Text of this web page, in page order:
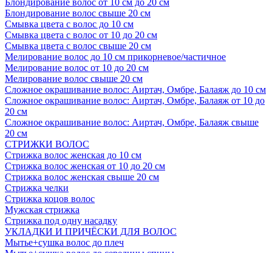
Блондирование волос от 10 см до 20 см
Блондирование волос свыше 20 см
Смывка цвета с волос до 10 см
Смывка цвета с волос от 10 до 20 см
Смывка цвета с волос свыше 20 см
Мелирование волос до 10 см прикорневое/частичное
Мелирование волос от 10 до 20 см
Мелирование волос свыше 20 см
Сложное окрашивание волос: Аиртач, Омбре, Балаяж до 10 см
Сложное окрашивание волос: Аиртач, Омбре, Балаяж от 10 до
20 см
Сложное окрашивание волос: Аиртач, Омбре, Балаяж свыше
20 см
СТРИЖКИ ВОЛОС
Стрижка волос женская до 10 см
Стрижка волос женская от 10 до 20 см
Стрижка волос женская свыше 20 см
Стрижка челки
Стрижка коцов волос
Мужская стрижка
Стрижка под одну насадку
УКЛАДКИ И ПРИЧЁСКИ ДЛЯ ВОЛОС
Мытье+сушка волос до плеч